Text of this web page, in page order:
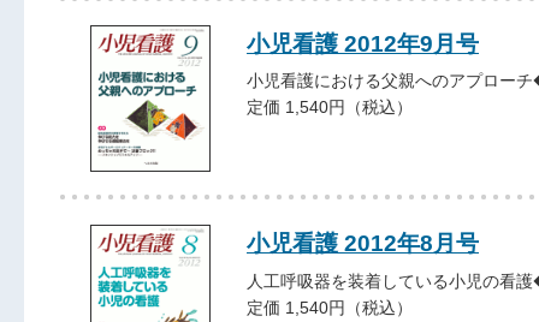
小児看護 2012年9月号
小児看護における父親へのアプロー
定価 1,540円（税込）
小児看護 2012年8月号
人工呼吸器を装着している小児の看
定価 1,540円（税込）